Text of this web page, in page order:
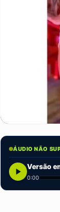
ÁUDIO NÃO
Versão
0:00